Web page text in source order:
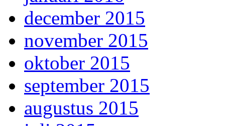
december 2015
november 2015
oktober 2015
september 2015
augustus 2015